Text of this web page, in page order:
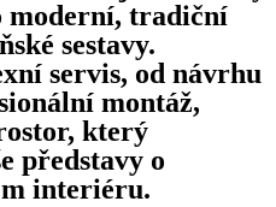
moderní, tradiční
sestavy.
servis, od návrhu
montáž,
který
představy o
interiéru.